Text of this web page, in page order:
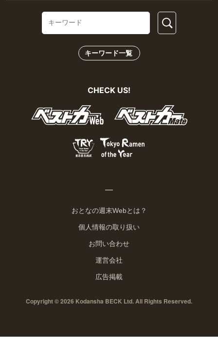
キーワード一覧
CHECK US!
おとなの週末Webとは？
個人情報の取り扱い
お問い合わせ
運営会社
広告掲載
Copyright © 2026 Kodansha BECK Ltd. All Rights Reserved.